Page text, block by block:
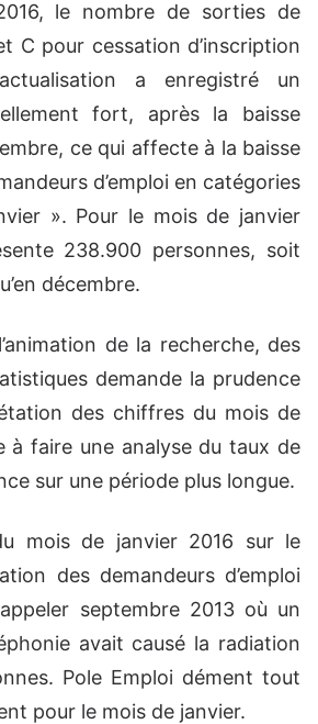
le nombre de sorties de
C pour cessation d’inscription
a enregistré un
fort, après la baisse
ce qui affecte à la baisse
d’emploi en catégories
». Pour le mois de janvier
238.900 personnes, soit
décembre.
de la recherche, des
demande la prudence
des chiffres du mois de
à faire une analyse du taux de
sur une période plus longue.
mois de janvier 2016 sur le
des demandeurs d’emploi
septembre 2013 où un
avait causé la radiation
Pole Emploi dément tout
pour le mois de janvier.